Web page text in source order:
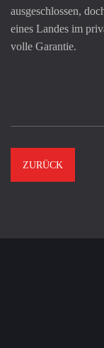
ausgeschlossen,
eines Landes im
volle Garantie.
ZURÜCK